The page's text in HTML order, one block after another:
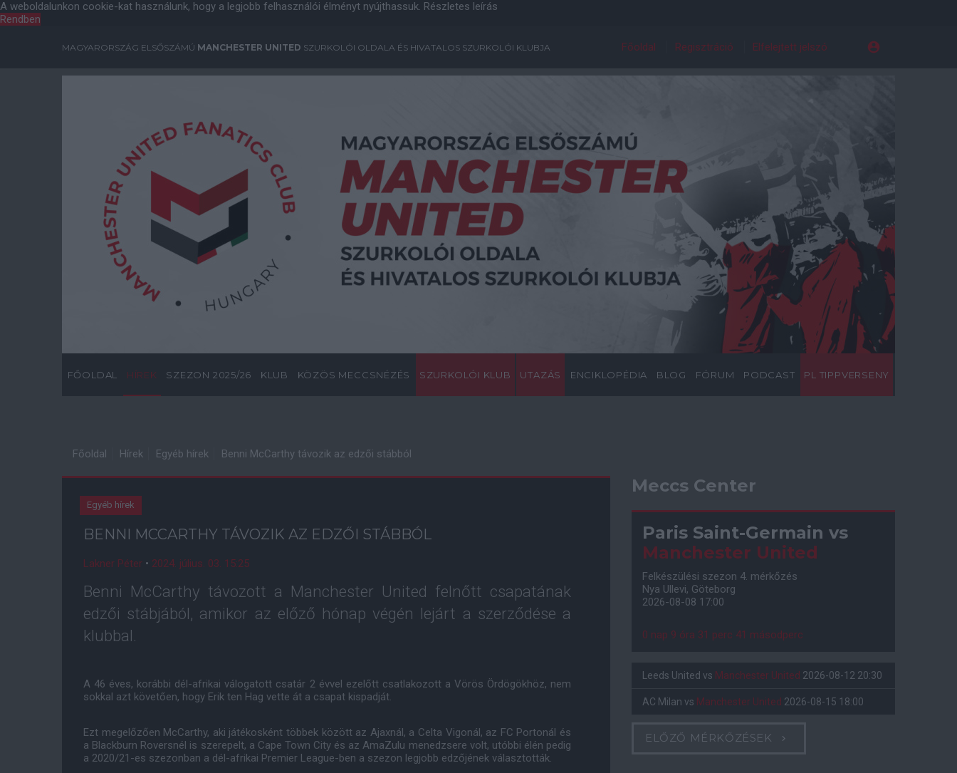
A weboldalunkon cookie-kat használunk, hogy a legjobb felhasználói élményt nyújthassuk. Részletes leírás
Rendben
MAGYARORSZÁG ELSŐSZÁMÚ MANCHESTER UNITED SZURKOLÓI OLDALA ÉS HIVATALOS SZURKOLÓI KLUBJA Főoldal Regisztráció Elfelejtett jelszó
FŐOLDAL HÍREK SZEZON 2025/26 KLUB KÖZÖS MECCSNÉZÉS SZURKOLÓI KLUB UTAZÁS ENCIKLOPÉDIA BLOG FÓRUM PODCAST PL TIPPVERSENY
Főoldal Hírek Egyéb hírek Benni McCarthy távozik az edzői stábból
Egyéb hírek
BENNI MCCARTHY TÁVOZIK AZ EDZŐI STÁBBÓL
Lakner Péter • 2024. július. 03. 15:25
Benni McCarthy távozott a Manchester United felnőtt csapatának
edzői stábjából, amikor az előző hónap végén lejárt a szerződése a
klubbal.
A 46 éves, korábbi dél-afrikai válogatott csatár 2 évvel ezelőtt csatlakozott a Vörös Ördögökhöz, nem
sokkal azt követően, hogy Erik ten Hag vette át a csapat kispadját.
Ezt megelőzően McCarthy, aki játékosként többek között az Ajaxnál, a Celta Vigonál, az FC Portonál és
a Blackburn Roversnél is szerepelt, a Cape Town City és az AmaZulu menedzsere volt, utóbbi élén pedig
a 2020/21-es szezonban a dél-afrikai Premier League-ben a szezon legjobb edzőjének választották.
Meccs Center
Paris Saint-Germain vs
Manchester United
Felkészülési szezon 4. mérkőzés
Nya Ullevi, Göteborg
2026-08-08 17:00
0 nap 9 óra 31 perc 40 másodperc
Leeds United vs Manchester United 2026-08-12 20:30
AC Milan vs Manchester United 2026-08-15 18:00
ELŐZŐ MÉRKŐZÉSEK